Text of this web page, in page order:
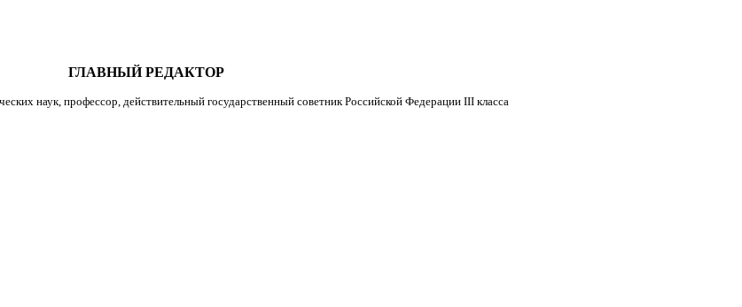
ГЛАВНЫЙ РЕДАКТОР
наук, профессор, действительный государственный советник Российской Федерации III класса